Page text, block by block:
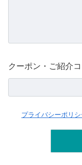
クーポン・ご紹介
プライバシーポリ